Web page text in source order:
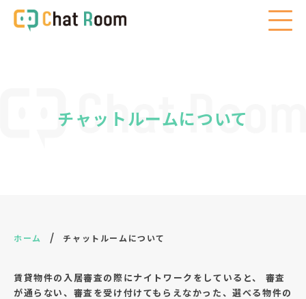
チャットルームについて
ホーム / チャットルームについて
賃貸物件の入居審査の際にナイトワークをしていると、
審査
が通らない、審査を受け付けてもらえなかった、選べる物件の